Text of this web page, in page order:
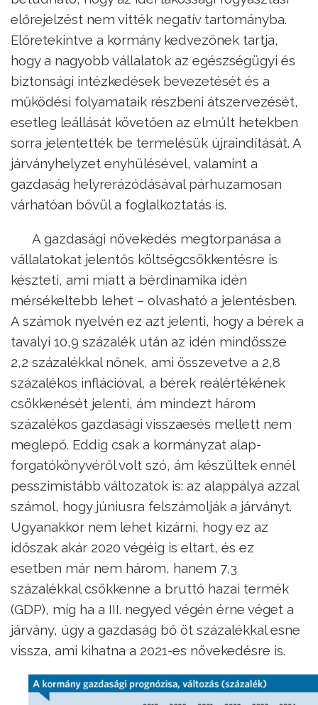
előrejelzést nem vitték negatív tartományba.
Előretekintve a kormány kedvezőnek tartja,
hogy a nagyobb vállalatok az egészségügyi és
biztonsági intézkedések bevezetését és a
működési folyamataik részbeni átszervezését,
esetleg leállását követően az elmúlt hetekben
sorra jelentették be termelésük újraindítását. A
járványhelyzet enyhülésével, valamint a
gazdaság helyrerázódásával párhuzamosan
várhatóan bővül a foglalkoztatás is.
A gazdasági növekedés megtorpanása a
vállalatokat jelentős költségcsökkentésre is
készteti, ami miatt a bérdinamika idén
mérsékeltebb lehet – olvasható a jelentésben.
A számok nyelvén ez azt jelenti, hogy a bérek a
tavalyi 10,9 százalék után az idén mindössze
2,2 százalékkal nőnek, ami összevetve a 2,8
százalékos inflációval, a bérek reálértékének
csökkenését jelenti, ám mindezt három
százalékos gazdasági visszaesés mellett nem
meglepő. Eddig csak a kormányzat alap-
forgatókönyvéről volt szó, ám készültek ennél
pesszimistább változatok is: az alappálya azzal
számol, hogy júniusra felszámolják a járványt.
Ugyanakkor nem lehet kizárni, hogy ez az
időszak akár 2020 végéig is eltart, és ez
esetben már nem három, hanem 7,3
százalékkal csökkenne a bruttó hazai termék
(GDP), míg ha a III. negyed végén érne véget a
járvány, úgy a gazdaság bő öt százalékkal esne
vissza, ami kihatna a 2021-es növekedésre is.